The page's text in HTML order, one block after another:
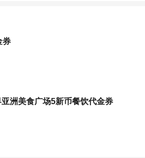
券
洲美食广场5新币餐饮代金券